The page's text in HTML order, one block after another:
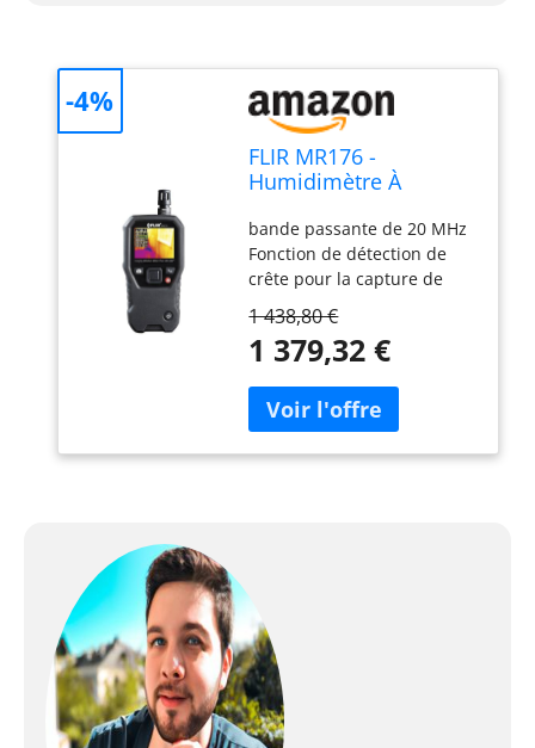
FLIR MR176 -
Humidimètre À
Avec IGM (Mesure
Guidée Par
Infrarouge),
Hygromètre
Remplaçable, Avec Ou
Sans Broche
bande passante de 20 MHz
Fonction de détection de
crête pour la capture de
Cinq mesures automatiques
: fréquence, rapport
crête, RMS Mathématiques
de forme d'onde : addition,
soustraction, multiplication,
1 438,80 €
1 379,32 €
-4%